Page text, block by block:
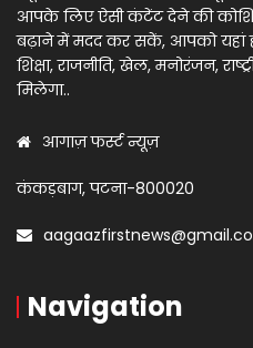
आपके लिए ऐसी कंटेंट देने की
बढ़ाने में मदद कर सकें, आपको यहां
शिक्षा, राजनीति, खेल, मनोरंजन,
मिलेगा..
आगाज़ फर्स्ट न्यूज़
कंकड़बाग, पटना-800020
Navigation